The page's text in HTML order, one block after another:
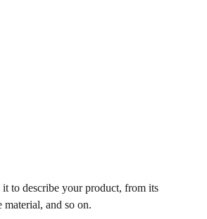
to describe your product, from its
and so on.